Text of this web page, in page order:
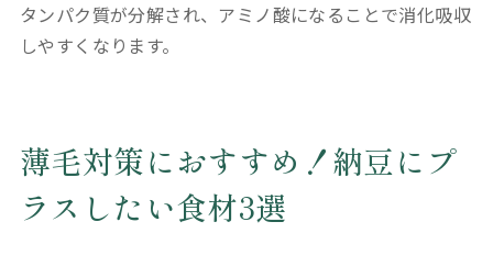
タンパク質が分解され、アミノ酸になることで消化吸収
しやすくなります。
薄毛対策におすすめ！納豆にプ
ラスしたい食材3選